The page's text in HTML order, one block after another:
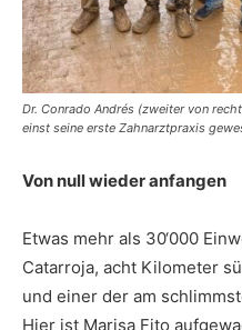
Dr. Conrado Andrés (zweiter von
einst seine erste Zahnarztpraxis
Von null wieder anfangen
Etwas mehr als 30‘000
Catarroja, acht Kilometer
und einer der am
Hier ist Marisa Fito